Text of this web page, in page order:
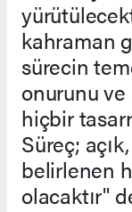
kahraman
sürecin
onurunu ve
hiçbir
Süreç;
belirlenen
olacaktır"